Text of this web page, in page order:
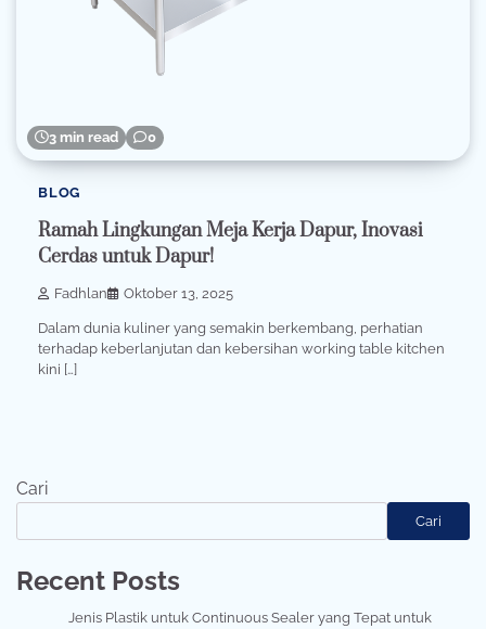
3 min read 0
BLOG
Ramah Lingkungan Meja Kerja Dapur, Inovasi
Cerdas untuk Dapur!
Fadhlan Oktober 13, 2025
Dalam dunia kuliner yang semakin berkembang, perhatian
terhadap keberlanjutan dan kebersihan working table kitchen
kini […]
Cari
Cari
Recent Posts
Jenis Plastik untuk Continuous Sealer yang Tepat untuk